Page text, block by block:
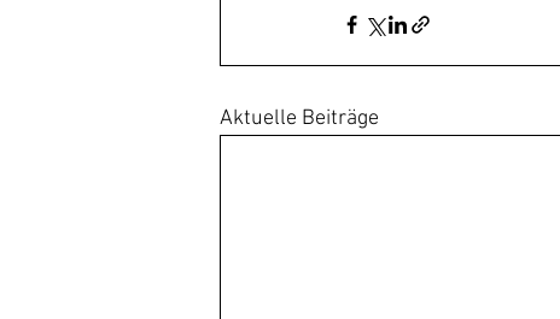
Aktuelle Beiträge